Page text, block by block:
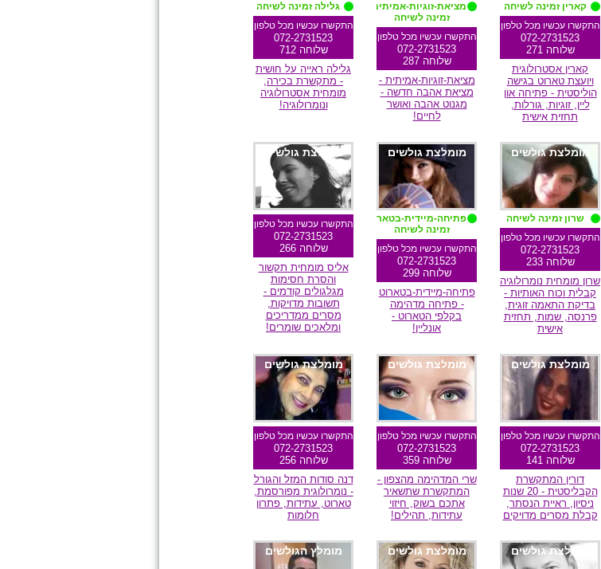
קארין זמינה לשיחה
התקשרו עכשיו מכל טלפון
072-2731523
שלוחה 271
קארין אסטרולוגית
ויועצת טארוט בגישה
הוליסטית - פתיחה און
ליין, זוגיות, גורלות,
תחזית אישית
מציאת-זוגיות-אמיתית
זמינה לשיחה
התקשרו עכשיו מכל טלפון
072-2731523
שלוחה 287
מציאת-זוגיות-אמיתית -
מציאת אהבה חדשה -
מגנוט אהבה ואושר
לחיים!
גלילה זמינה לשיחה
התקשרו עכשיו מכל טלפון
072-2731523
שלוחה 712
גלילה ראייה על חושית
- מתקשרת בכירה,
מומחית אסטרולוגיה
ונומרולוגיה!
מומלצת גולשים
שרון זמינה לשיחה
התקשרו עכשיו מכל טלפון
072-2731523
שלוחה 233
שרון מומחית נומרולוגיה
קבלית וכוח האותיות -
בדיקת התאמה זוגית,
פרנסה, שמות, תחזית
אישית
מומלצת גולשים
פתיחה-מיידית-בטארוט
זמינה לשיחה
התקשרו עכשיו מכל טלפון
072-2731523
שלוחה 299
פתיחה-מיידית-בטארוט
- פתיחה מדהימה
בקלפי הטארוט -
אונליין!
מומלצת גולשים
התקשרו עכשיו מכל טלפון
072-2731523
שלוחה 266
אליס מומחית תקשור
והסרת חסימות
מגלגולים קודמים -
תשובות מדויקות,
מסרים ממדריכים
ומלאכים שומרים!
מומלצת גולשים
התקשרו עכשיו מכל טלפון
072-2731523
שלוחה 141
דורין המתקשרת
הקבליסטית - 20 שנות
ניסיון, ראיית הנסתר,
קבלת מסרים מדויקים
מומלצת גולשים
התקשרו עכשיו מכל טלפון
072-2731523
שלוחה 359
שרי המדהימה מהצפון -
המתקשרת שתשאיר
אתכם בשוק, חיזוי
עתידות, תהילים!
מומלצת גולשים
התקשרו עכשיו מכל טלפון
072-2731523
שלוחה 256
דנה סודות המזל והגורל
- נומרולוגית מפורסמת,
טארוט, עתידות, פתרון
חלומות
מומלצת גולשים מומלצת גולשים מומלץ הגולשים